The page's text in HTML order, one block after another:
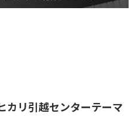
カリ引越センターテーマ